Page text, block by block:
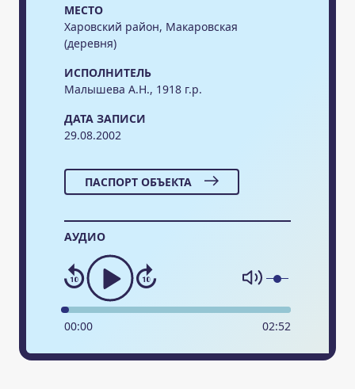
МЕСТО
Харовский район, Макаровская
(деревня)
ИСПОЛНИТЕЛЬ
Малышева А.Н., 1918 г.р.
ДАТА ЗАПИСИ
29.08.2002
ПАСПОРТ ОБЪЕКТА
АУДИО
00:00 02:52